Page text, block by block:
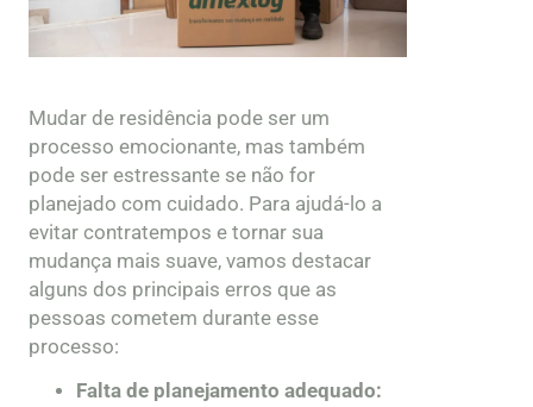
Mudar de residência pode ser um
processo emocionante, mas também
pode ser estressante se não for
planejado com cuidado. Para ajudá-lo a
evitar contratempos e tornar sua
mudança mais suave, vamos destacar
alguns dos principais erros que as
pessoas cometem durante esse
processo:
Falta de planejamento adequado: